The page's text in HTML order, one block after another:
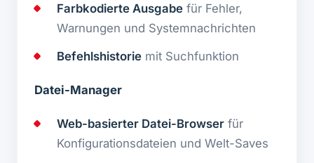
Farbkodierte Ausgabe für Fehler,
Warnungen und Systemnachrichten
Befehlshistorie mit Suchfunktion
Datei-Manager
Web-basierter Datei-Browser für
Konfigurationsdateien und Welt-Saves